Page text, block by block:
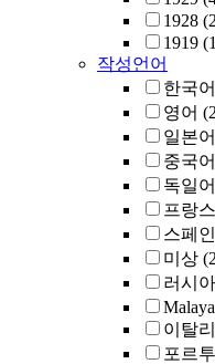
1928
1919
작성언어
한국어
영어
일본어
중국어
독일어
프랑
스페
미상
러시
이탈
포르